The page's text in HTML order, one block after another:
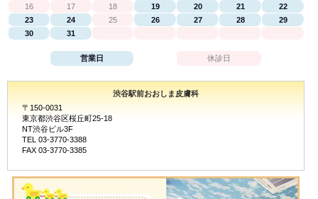
16
17 18 19 20 21
22
23
24 25 26 27 28
29
30
31
営業日 休診日
渋谷駅前おおしま皮膚科
〒150-0031
東京都渋谷区桜丘町25-18
NT渋谷ビル3F
TEL 03-3770-3388
FAX 03-3770-3385